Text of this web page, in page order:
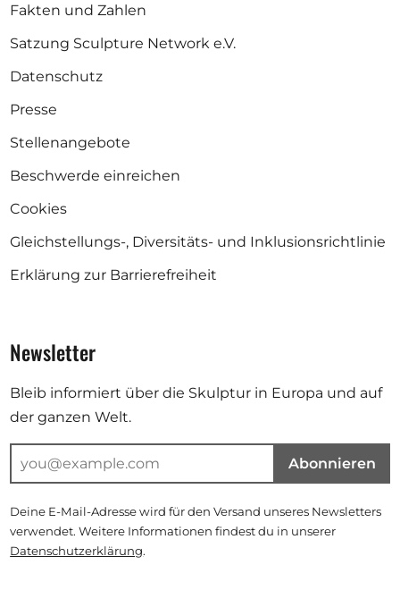
Fakten und Zahlen
Satzung Sculpture Network e.V.
Datenschutz
Presse
Stellenangebote
Beschwerde einreichen
Cookies
Gleichstellungs-, Diversitäts- und Inklusionsrichtlinie
Erklärung zur Barrierefreiheit
Newsletter
Bleib informiert über die Skulptur in Europa und auf
der ganzen Welt.
Abonnieren
Deine E-Mail-Adresse wird für den Versand unseres Newsletters
verwendet. Weitere Informationen findest du in unserer
Datenschutzerklärung.